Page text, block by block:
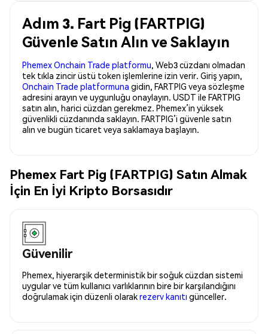
Adım 3. Fart Pig (FARTPIG)
Güvenle Satın Alın ve Saklayın
Phemex Onchain Trade platformu, Web3 cüzdanı olmadan
tek tıkla zincir üstü token işlemlerine izin verir. Giriş yapın,
Onchain Trade platformuna gidin, FARTPIG veya sözleşme
adresini arayın ve uygunluğu onaylayın. USDT ile FARTPIG
satın alın, harici cüzdan gerekmez. Phemex’in yüksek
güvenlikli cüzdanında saklayın. FARTPIG’i güvenle satın
alın ve bugün ticaret veya saklamaya başlayın.
Phemex Fart Pig (FARTPIG) Satın Almak
İçin En İyi Kripto Borsasıdır
Güvenilir
Phemex, hiyerarşik deterministik bir soğuk cüzdan sistemi
uygular ve tüm kullanıcı varlıklarının bire bir karşılandığını
doğrulamak için düzenli olarakrezerv kanıtı günceller.